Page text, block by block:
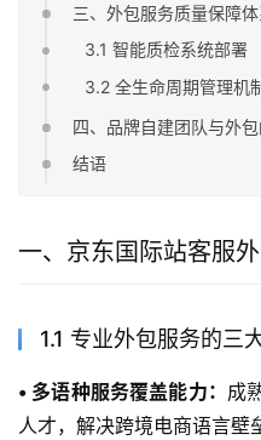
三、外包服务质量保障体
3.1 智能质检系统部署
3.2 全生命周期管理机
四、品牌自建团队与外
结语
一、京东国际站客服
1.1 专业外包服务的三
• 多语种服务覆盖能力： 成
人才，解决跨境电商语言壁